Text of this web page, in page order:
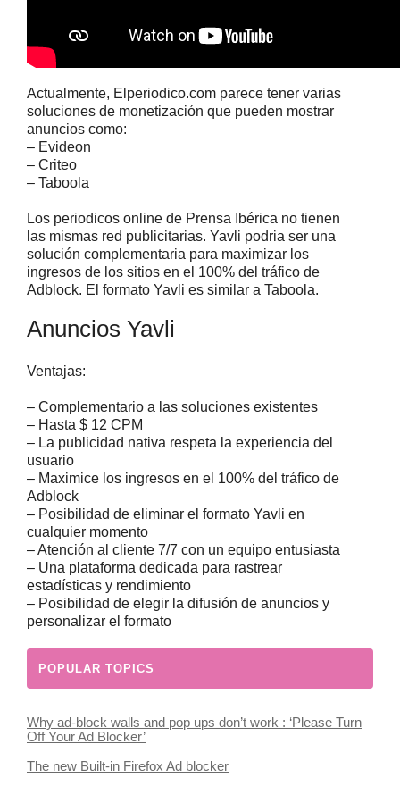
Actualmente, Elperiodico.com parece tener varias
soluciones de monetización que pueden mostrar
anuncios como:
– Evideon
– Criteo
– Taboola
Los periodicos online de Prensa Ibérica no tienen
las mismas red publicitarias. Yavli podria ser una
solución complementaria para maximizar los
ingresos de los sitios en el 100% del tráfico de
Adblock. El formato Yavli es similar a Taboola.
Anuncios Yavli
Ventajas:
– Complementario a las soluciones existentes
– Hasta $ 12 CPM
– La publicidad nativa respeta la experiencia del
usuario
– Maximice los ingresos en el 100% del tráfico de
Adblock
– Posibilidad de eliminar el formato Yavli en
cualquier momento
– Atención al cliente 7/7 con un equipo entusiasta
– Una plataforma dedicada para rastrear
estadísticas y rendimiento
– Posibilidad de elegir la difusión de anuncios y
personalizar el formato
POPULAR TOPICS
Why ad-block walls and pop ups don’t work : ‘Please Turn
Off Your Ad Blocker’
The new Built-in Firefox Ad blocker